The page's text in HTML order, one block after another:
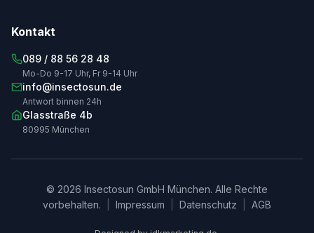
Kontakt
089 / 88 56 28 48
Mo-Do 9-17 Uhr, Fr 9-14 Uhr
info@insectosun.de
Antwort binnen 24h
Glasstraße 4b
80995 München
© 2026 Insectosun GmbH München. Alle Rechte
vorbehalten.
Impressum Datenschutz AGB